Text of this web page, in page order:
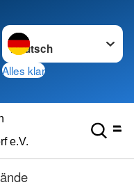
Sprache wechseln zu
Alles klar
e.V.